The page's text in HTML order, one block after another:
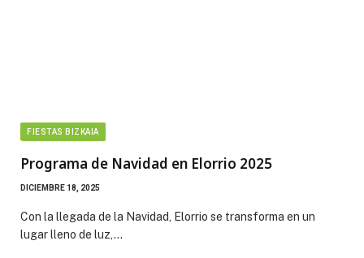
FIESTAS BIZKAIA
Programa de Navidad en Elorrio 2025
DICIEMBRE 18, 2025
Con la llegada de la Navidad, Elorrio se transforma en un
lugar lleno de luz,…